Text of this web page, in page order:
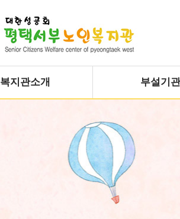
복지관소개 부설기관